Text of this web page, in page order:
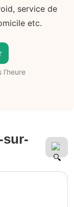
service de
etc.
sur-